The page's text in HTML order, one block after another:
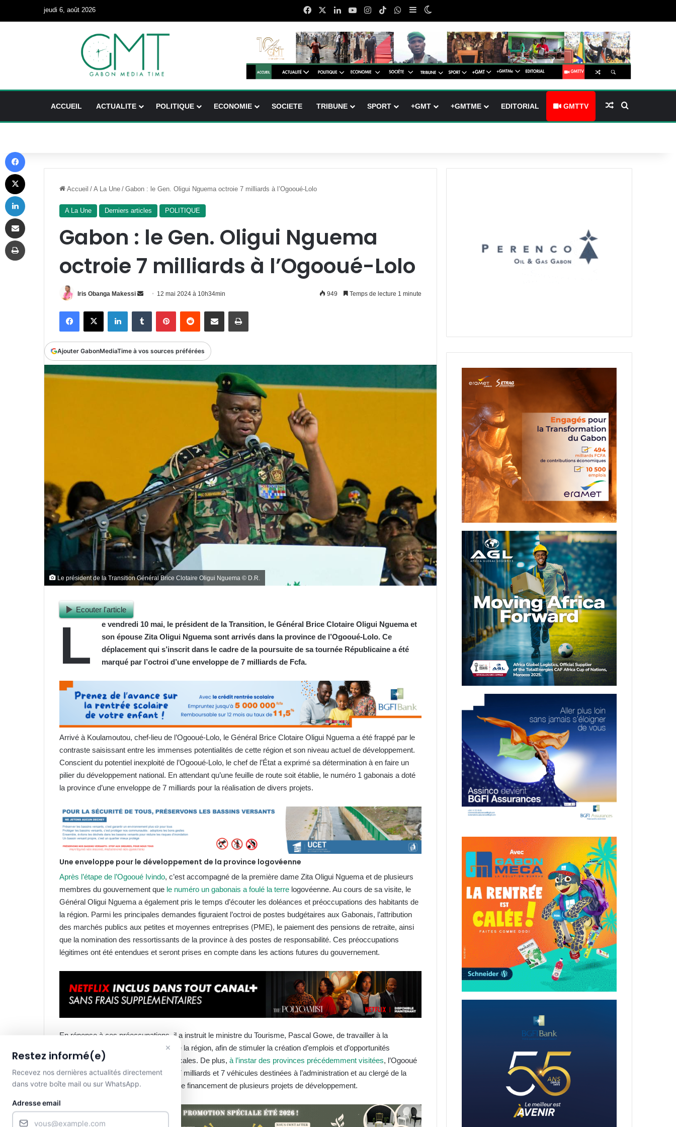
jeudi 6, août 2026 FacebookLinkedinYouTubeInstagram
TikTokWhatsApp
Sidebar (barre latérale)
ACCUEIL ACTUALITE POLITIQUE ECONOMIE SOCIETE TRIBUNE SPORT +GMT +GMTME EDITORIAL GMTTV Article Aléatoire
Accueil / A La Une / Gabon : le Gen. Oligui Nguema octroie 7 milliards à l’Ogooué-Lolo
A La Une Derniers articles POLITIQUE
Gabon : le Gen. Oligui Nguema
octroie 7 milliards à l’Ogooué-Lolo
Iris Obanga Makessi
Envoyer12 mai 2024 à 10h34min 949 Temps de lecture 1 minute
FacebookX LinkedinTumblr PinterestReddit Partager par email Imprimer
Ajouter GabonMediaTime à vos sources préférées
Le président de la Transition Général Brice Clotaire Oligui Nguema © D.R.
Ecouter l'article
L
e vendredi 10 mai, le président de la Transition, le Général Brice Clotaire Oligui Nguema et
son épouse Zita Oligui Nguema sont arrivés dans la province de l’Ogooué-Lolo. Ce
déplacement qui s’inscrit dans le cadre de la poursuite de sa tournée Républicaine a été
marqué par l’octroi d’une enveloppe de 7 milliards de Fcfa.
Arrivé à Koulamoutou, chef-lieu de l’Ogooué-Lolo, le Général Brice Clotaire Oligui Nguema a été frappé par le
contraste saisissant entre les immenses potentialités de cette région et son niveau actuel de développement.
Conscient du potentiel inexploité de l’Ogooué-Lolo, le chef de l’État a exprimé sa détermination à en faire un
pilier du développement national. En attendant qu’une feuille de route soit établie, le numéro 1 gabonais a doté
la province d’une enveloppe de 7 milliards pour la réalisation de divers projets.
Une enveloppe pour le développement de la province logovéenne
Après l’étape de l’Ogooué Ivindo, c’est accompagné de la première dame Zita Oligui Nguema et de plusieurs
membres du gouvernement que le numéro un gabonais a foulé la terre logovéenne. Au cours de sa visite, le
Général Oligui Nguema a également pris le temps d’écouter les doléances et préoccupations des habitants de
la région. Parmi les principales demandes figuraient l’octroi de postes budgétaires aux Gabonais, l’attribution
des marchés publics aux petites et moyennes entreprises (PME), le paiement des pensions de retraite, ainsi
que la nomination des ressortissants de la province à des postes de responsabilité. Ces préoccupations
légitimes ont été entendues et seront prises en compte dans les actions futures du gouvernement.
En réponse à ces préoccupations, il a instruit le ministre du Tourisme, Pascal Gowe, de travailler à la
valorisation du potentiel touristique de la région, afin de stimuler la création d’emplois et d’opportunités
économiques pour les populations locales. De plus, à l’instar des provinces précédemment visitées, l’Ogooué
Lolo a bénéficié d’une enveloppe de 7 milliards et 7 véhicules destinées à l’administration et au clergé de la
province. Une somme qui permettra le financement de plusieurs projets de développement.
Libreville : L’Association des
des orphelins
×
Restez informé(e)
Recevez nos dernières actualités directement
dans votre boîte mail ou sur WhatsApp.
Adresse email